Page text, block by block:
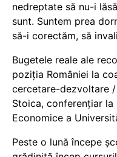
nedreptate să nu-i
sunt. Suntem prea
să-i corectăm, să
Bugetele reale ale
poziția României la
cercetare-dezvoltare
Stoica, conferențiar
Economice a
Peste o lună începe